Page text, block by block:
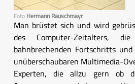
Foto Hermann Rauschmayr
Man brüstet sich und wird
des Computer-Zeitalters,
bahnbrechenden Fortschritts
unüberschaubaren Multimedia-
Experten, die allzu gern ob